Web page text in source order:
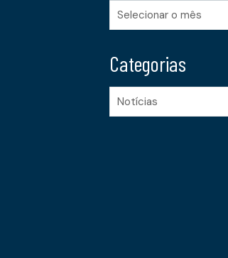
Arquivos
Categorias
Categorias